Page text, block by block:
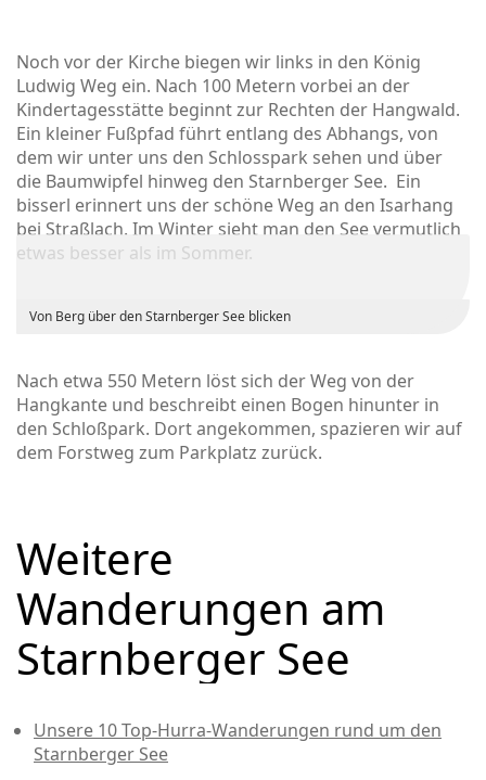
Noch vor der Kirche biegen wir links in den König
Ludwig Weg ein. Nach 100 Metern vorbei an der
Kindertagesstätte beginnt zur Rechten der Hangwald.
Ein kleiner Fußpfad führt entlang des Abhangs, von
dem wir unter uns den Schlosspark sehen und über
die Baumwipfel hinweg den Starnberger See. Ein
bisserl erinnert uns der schöne Weg an den Isarhang
bei Straßlach. Im Winter sieht man den See vermutlich
etwas besser als im Sommer.
Von Berg über den Starnberger See blicken
Nach etwa 550 Metern löst sich der Weg von der
Hangkante und beschreibt einen Bogen hinunter in
den Schloßpark. Dort angekommen, spazieren wir auf
dem Forstweg zum Parkplatz zurück.
Weitere
Wanderungen am
Starnberger See
Unsere 10 Top-Hurra-Wanderungen rund um den
Starnberger See